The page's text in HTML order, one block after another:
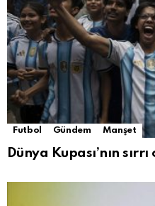
Futbol Gündem Manşet
Dünya Kupası’nın